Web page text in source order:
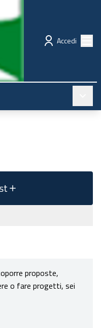
Accedi
proposte,
o fare progetti, sei